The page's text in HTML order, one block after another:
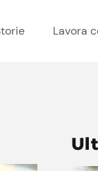
Lavora